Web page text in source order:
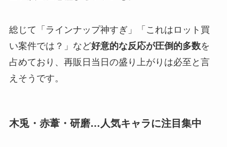
総じて「ラインナップ神すぎ」「これはロット買
い案件では？」など好意的な反応が圧倒的多数を
占めており、再販日当日の盛り上がりは必至と言
えそうです。
木兎・赤葦・研磨…人気キャラに注目集中